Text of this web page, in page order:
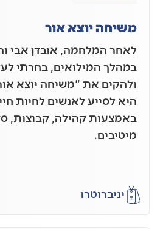
משיחה יוצא אור
לאחר המלחמה, אובדן אבי
במהלך המילואים, בחרתי
ולהקים את "משיחה יוצא
היא לסייע לאנשים לחיות
באמצעות קהילה, קבוצות,
מיטיבים.
יניברוטרו